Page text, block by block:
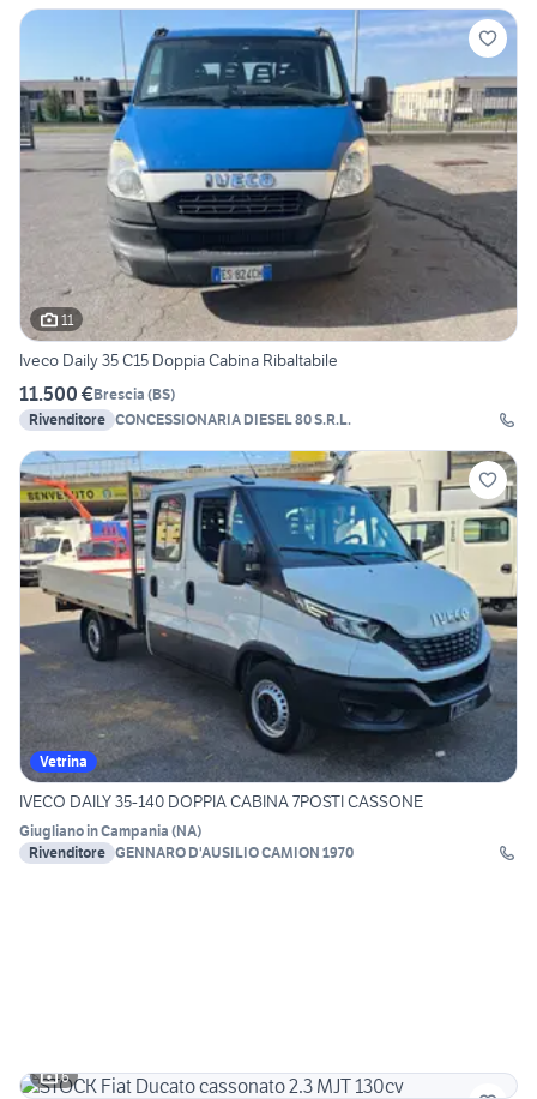
11
Iveco Daily 35 C15 Doppia Cabina Ribaltabile
11.500 €Brescia (BS)
Rivenditore CONCESSIONARIA DIESEL 80 S.R.L.
Vetrina
IVECO DAILY 35-140 DOPPIA CABINA 7POSTI CASSONE
Giugliano in Campania (NA)
Rivenditore GENNARO D'AUSILIO CAMION 1970
6